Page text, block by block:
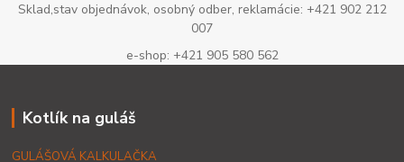
Sklad,stav objednávok, osobný odber, reklamácie: +421 902 212
007
e-shop: +421 905 580 562
Kotlík na guláš
GULÁŠOVÁ KALKULAČKA